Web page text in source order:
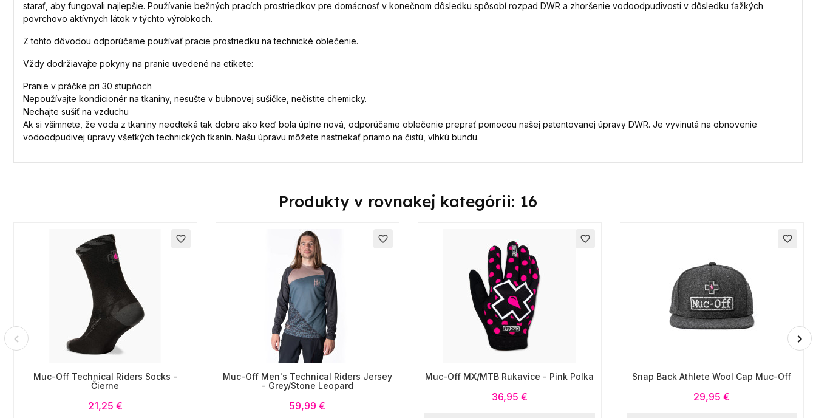
starať, aby fungovali najlepšie. Používanie bežných pracích prostriedkov pre domácnosť v konečnom dôsledku spôsobí rozpad DWR a zhoršenie vodoodpudivosti v dôsledku ťažkých
povrchovo aktívnych látok v týchto výrobkoch.
Z tohto dôvodou odporúčame používať pracie prostriedku na technické oblečenie.
Vždy dodržiavajte pokyny na pranie uvedené na etikete:
Pranie v práčke pri 30 stupňoch
Nepoužívajte kondicionér na tkaniny, nesušte v bubnovej sušičke, nečistite chemicky.
Nechajte sušiť na vzduchu
Ak si všimnete, že voda z tkaniny neodteká tak dobre ako keď bola úplne nová, odporúčame oblečenie preprať pomocou našej patentovanej úpravy DWR. Je vyvinutá na obnovenie
vodoodpudivej úpravy všetkých technických tkanín. Našu úpravu môžete nastriekať priamo na čistú, vlhkú bundu.
Produkty v rovnakej kategórii: 16
favorite_border
Muc-Off Technical Riders Socks -
Čierne
21,25 €
favorite_border
Muc-Off Men's Technical Riders Jersey
- Grey/Stone Leopard
59,99 €
favorite_border
Muc-Off MX/MTB Rukavice - Pink Polka
36,95 €
favorite_border
Snap Back Athlete Wool Cap Muc-Off
29,95 €